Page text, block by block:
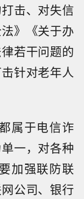
击、对失信
》《关于办
若干问题的
针对老年人
属于电信诈
一，对各种
加强联防联
公司、银行